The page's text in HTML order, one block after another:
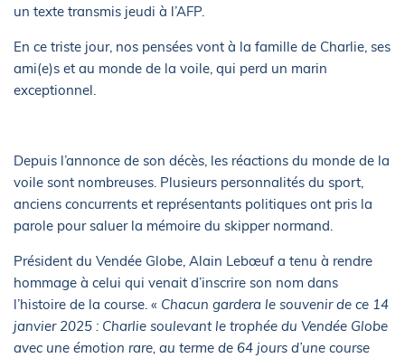
un texte transmis jeudi à l’AFP.
En ce triste jour, nos pensées vont à la famille de Charlie, ses
ami(e)s et au monde de la voile, qui perd un marin
exceptionnel.
Depuis l’annonce de son décès, les réactions du monde de la
voile sont nombreuses. Plusieurs personnalités du sport,
anciens concurrents et représentants politiques ont pris la
parole pour saluer la mémoire du skipper normand.
Président du Vendée Globe, Alain Lebœuf a tenu à rendre
hommage à celui qui venait d’inscrire son nom dans
l’histoire de la course. « Chacun gardera le souvenir de ce 14
janvier 2025 : Charlie soulevant le trophée du Vendée Globe
avec une émotion rare, au terme de 64 jours d’une course